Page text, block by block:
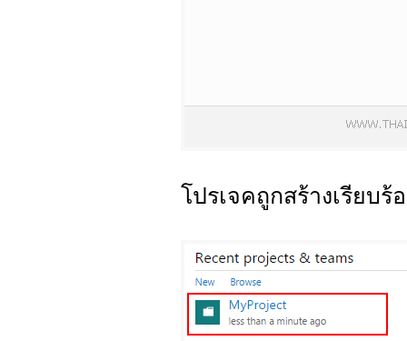
โปรเจคถูกสร้างเรียบร้